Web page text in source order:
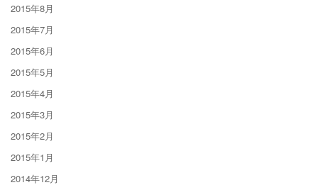
2015年8月
2015年7月
2015年6月
2015年5月
2015年4月
2015年3月
2015年2月
2015年1月
2014年12月